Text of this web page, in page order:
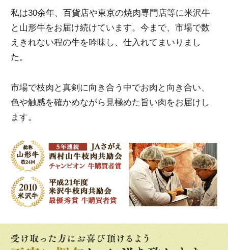
私は30余年、百貨店や東京の焼肉専門店等に米沢牛
と山形牛をお届け続けています。今まで、市場で数
えきれない程の牛を吟味し、仕入れてまいりまし
た。
市場で枝肉と真剣に向き合う中でお肉と向き合い、
色や触感を確かめながら見極めた旨い肉をお届けし
ます。